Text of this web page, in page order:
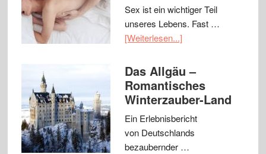
Sex ist ein wichtiger Teil
unseres Lebens. Fast …
[Weiterlesen...]
Das Allgäu –
Romantisches
Winterzauber-Land
Ein Erlebnisbericht
von Deutschlands
bezaubernder …